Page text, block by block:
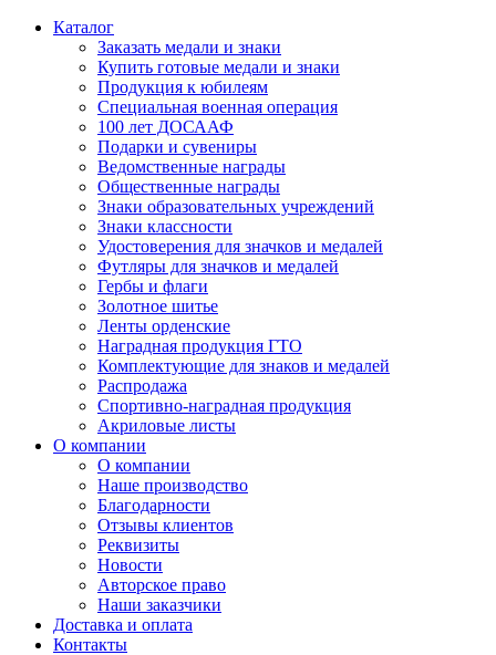
Каталог
Заказать медали и знаки
Купить готовые медали и знаки
Продукция к юбилеям
Специальная военная операция
100 лет ДОСААФ
Подарки и сувениры
Ведомственные награды
Общественные награды
Знаки образовательных учреждений
Знаки классности
Удостоверения для значков и медалей
Футляры для значков и медалей
Гербы и флаги
Золотное шитье
Ленты орденские
Наградная продукция ГТО
Комплектующие для знаков и медалей
Распродажа
Спортивно-наградная продукция
Акриловые листы
О компании
О компании
Наше производство
Благодарности
Отзывы клиентов
Реквизиты
Новости
Авторское право
Наши заказчики
Доставка и оплата
Контакты